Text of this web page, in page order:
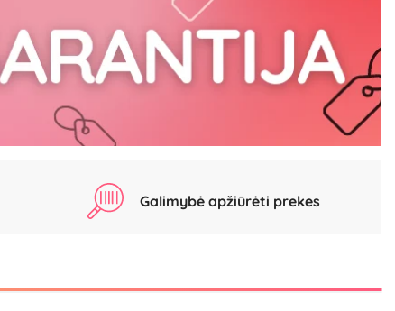
Galimybė apžiūrėti prekes